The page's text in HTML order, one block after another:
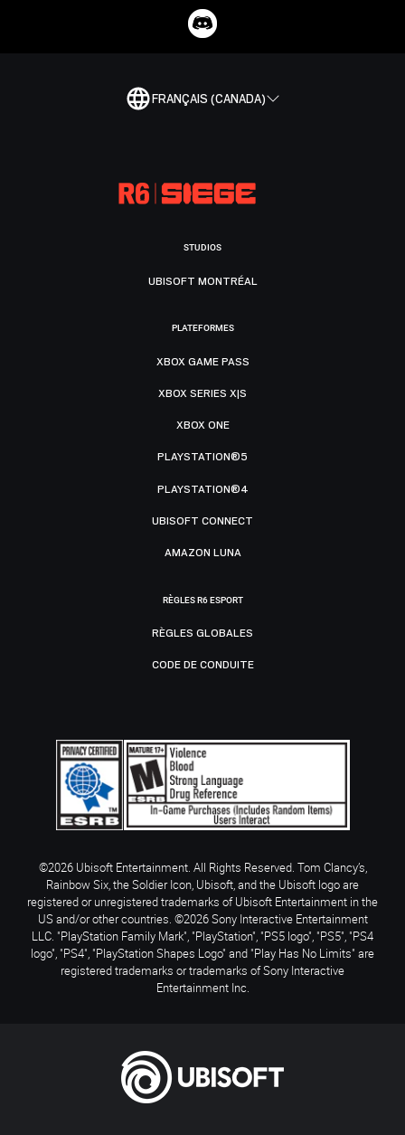
FRANÇAIS (CANADA)
STUDIOS
UBISOFT MONTRÉAL
PLATEFORMES
XBOX GAME PASS
XBOX SERIES X|S
XBOX ONE
PLAYSTATION®5
PLAYSTATION®4
UBISOFT CONNECT
AMAZON LUNA
RÈGLES R6 ESPORT
RÈGLES GLOBALES
CODE DE CONDUITE
©2026 Ubisoft Entertainment. All Rights Reserved. Tom Clancy’s,
Rainbow Six, the Soldier Icon, Ubisoft, and the Ubisoft logo are
registered or unregistered trademarks of Ubisoft Entertainment in the
US and/or other countries. ©2026 Sony Interactive Entertainment
LLC. "PlayStation Family Mark", "PlayStation", "PS5 logo", "PS5", "PS4
logo", "PS4", "PlayStation Shapes Logo" and "Play Has No Limits" are
registered trademarks or trademarks of Sony Interactive
Entertainment Inc.